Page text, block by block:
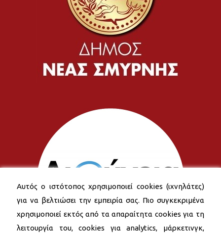
Αυτός ο ιστότοπος χρησιμοποιεί cookies (ιχνηλάτες)
για να βελτιώσει την εμπειρία σας. Πιο συγκεκριμένα
χρησιμοποιεί εκτός από τα απαραίτητα cookies για τη
λειτουργία του, cookies για analytics, μάρκετινγκ,